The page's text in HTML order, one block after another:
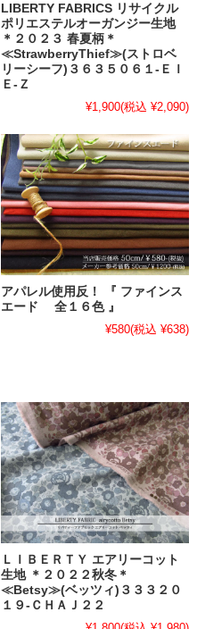
LIBERTY FABRICS リサイクル
ポリエステルオーガンジー生地
＊２０２３ 春夏柄＊
≪StrawberryThief≫(ストロベ
リーシーフ)３６３５０６１-ＥＩ
Ｅ-Ｚ
¥1,900(税込 ¥2,090)
アパレル使用反！ 『 ファインス
エード 全１６色 』
¥580(税込 ¥638)
ＬＩＢＥＲＴＹ エアリーコット
生地 ＊２０２２秋冬＊
≪Betsy≫(ベッツィ)３３３２０
１９-ＣＨＡＪ２２